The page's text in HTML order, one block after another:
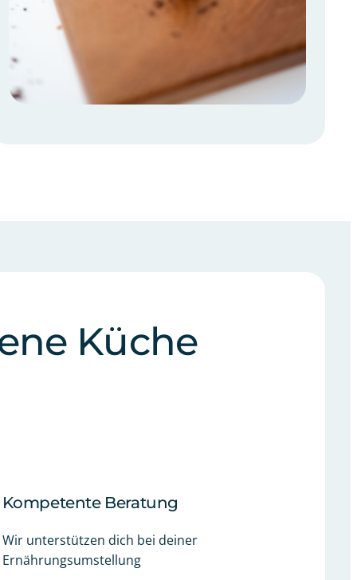
Küche
Kompetente Beratung
Wir unterstützen dich bei deiner
Ernährungsumstellung